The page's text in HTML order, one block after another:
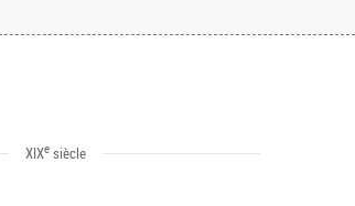
XIXesiècle